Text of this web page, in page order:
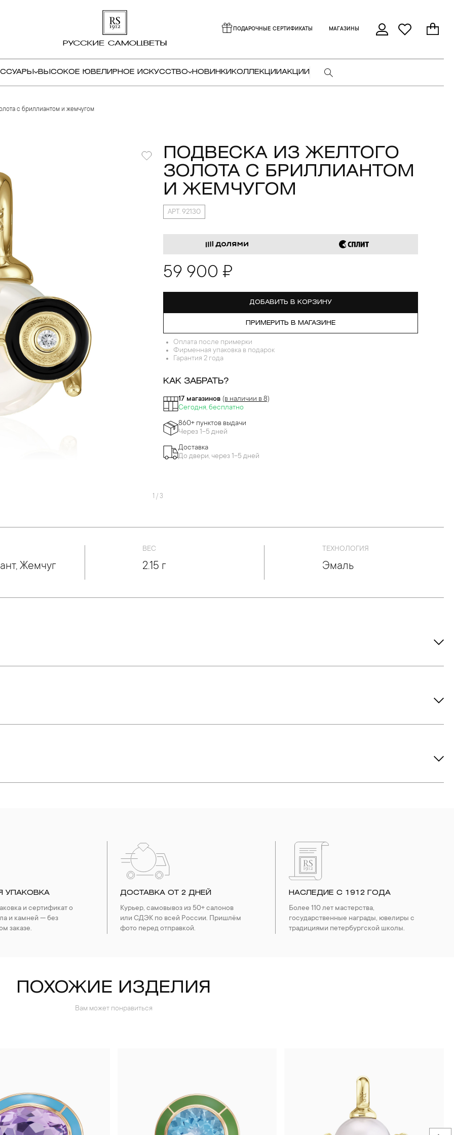
ПОДАРОЧНЫЕ СЕРТИФИКАТЫ МАГАЗИНЫ
ВЫСОКОЕ ЮВЕЛИРНОЕ ИСКУССТВО НОВИНКИ КОЛЛЕКЦИИАКЦИИ
с бриллиантом и жемчугом
1 / 3
ПОДВЕСКА ИЗ ЖЕЛТОГО
ЗОЛОТА С БРИЛЛИАНТОМ
И ЖЕМЧУГОМ
АРТ. 92130
59 900 ₽
ДОБАВИТЬ В КОРЗИНУ
ПРИМЕРИТЬ В МАГАЗИНЕ
Оплата после примерки
Фирменная упаковка в подарок
Гарантия 2 года
КАК ЗАБРАТЬ?
17 магазинов (в наличии в 8)
Сегодня, бесплатно
860+ пунктов выдачи
Через 1-5 дней
Доставка
До двери, через 1-5 дней
Жемчуг
ВЕС
2.15 г
ТЕХНОЛОГИЯ
Эмаль
беречь от воздействия влаги, необходимо позолоченные изделия. Также высокую влажность плохо переносят жемчуг,
УПАКОВКА
и сертификат о
и камней — без
заказе.
ДОСТАВКА ОТ 2 ДНЕЙ
Курьер, самовывоз из 50+ салонов
или СДЭК по всей России. Пришлём
фото перед отправкой.
НАСЛЕДИЕ С 1912 ГОДА
Более 110 лет мастерства,
государственные награды, ювелиры с
традициями петербургской школы.
ПОХОЖИЕ ИЗДЕЛИЯ
Вам может понравиться